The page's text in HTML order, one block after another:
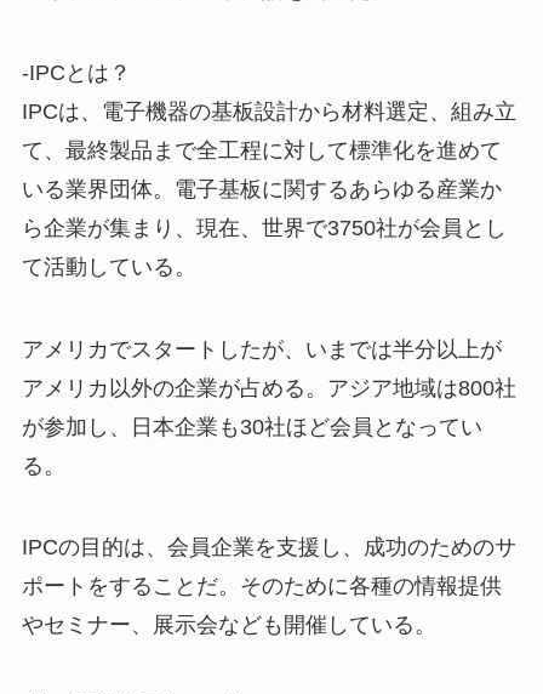
-IPCとは？
IPCは、電子機器の基板設計から材料選定、組み立
て、最終製品まで全工程に対して標準化を進めて
いる業界団体。電子基板に関するあらゆる産業か
ら企業が集まり、現在、世界で3750社が会員とし
て活動している。
アメリカでスタートしたが、いまでは半分以上が
アメリカ以外の企業が占める。アジア地域は800社
が参加し、日本企業も30社ほど会員となってい
る。
IPCの目的は、会員企業を支援し、成功のためのサ
ポートをすることだ。そのために各種の情報提供
やセミナー、展示会なども開催している。